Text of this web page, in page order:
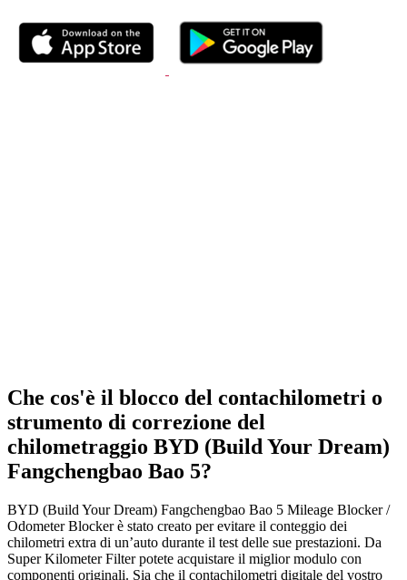
Che cos'è il blocco del contachilometri o
strumento di correzione del
chilometraggio BYD (Build Your Dream)
Fangchengbao Bao 5?
BYD (Build Your Dream) Fangchengbao Bao 5 Mileage Blocker /
Odometer Blocker è stato creato per evitare il conteggio dei
chilometri extra di un’auto durante il test delle sue prestazioni. Da
Super Kilometer Filter potete acquistare il miglior modulo con
componenti originali. Sia che il contachilometri digitale del vostro